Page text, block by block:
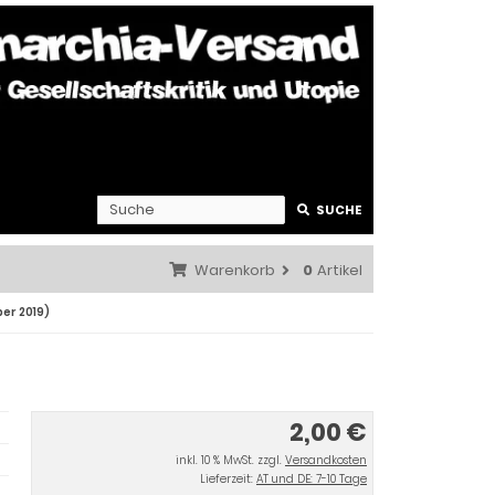
SUCHE
Warenkorb 0 Artikel
2019)
2,00 €
inkl. 10 % MwSt. zzgl. Versandkosten
Lieferzeit: AT und DE: 7-10 Tage